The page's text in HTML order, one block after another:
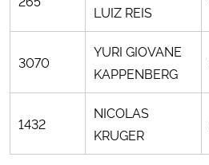
LUIZ REIS
3070
YURI GIOVANE
KAPPENBERG
1432
NICOLAS
KRUGER